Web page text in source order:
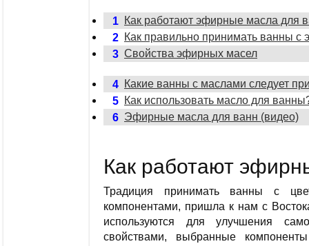
1
Как работают эфирные масла для
2
Как правильно принимать ванны
3 Свойства эфирных масел
4
Какие ванны с маслами следует
5
Как использовать масло для
6 Эфирные масла для ванн (видео)
Как работают
Традиция принимать ванны с
компонентами, пришла к нам с
используются для улучшения
свойствами, выбранные